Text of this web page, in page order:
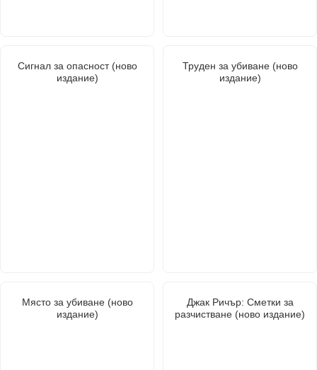
Сигнал за опасност (ново
издание)
Труден за убиване (ново
издание)
Място за убиване (ново
издание)
Джак Ричър: Сметки за
разчистване (ново издание)